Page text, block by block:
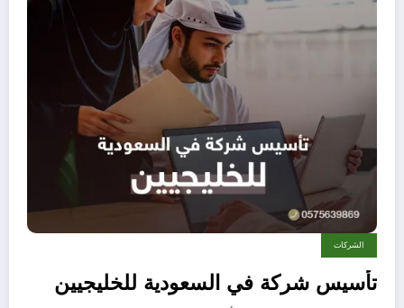
الشركات
تأسيس شركة في السعودية للخليجيين